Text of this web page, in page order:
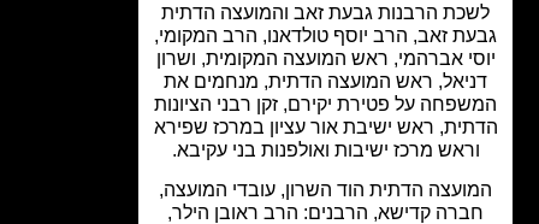
הרבנות גבעת זאב והמועצה הדתית
זאב, הרב יוסף טולדאנו, הרב המקומי,
אברהמי, ראש המועצה המקומית, ושרון
ראש המועצה הדתית, מנחמים את
על פטירת יקירם, זקן רבני הציונות
ראש ישיבת אור עציון במרכז שפירא
מרכז ישיבות ואולפנות בני עקיבא.
הדתית הוד השרון, עובדי המועצה,
קדישא, הרבנים: הרב ראובן הילר,